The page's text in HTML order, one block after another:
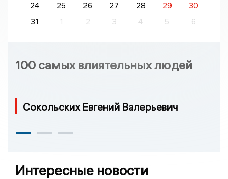
24
25 26 27 28 29
30
31
1 2 3 4 5 6
100 самых влиятельных людей
Сокольских Евгений Валерьевич
Интересные новости